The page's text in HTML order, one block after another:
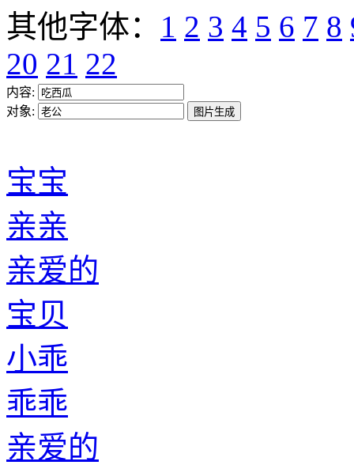
其他字体： 1 2 3 4 5 6 7 8
20 21 22
内容:
对象:
宝宝
亲亲
亲爱的
宝贝
小乖
乖乖
亲爱的